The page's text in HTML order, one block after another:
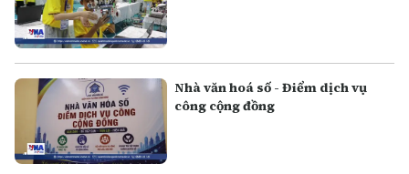
Nhà văn hoá số - Điểm dịch vụ
công cộng đồng